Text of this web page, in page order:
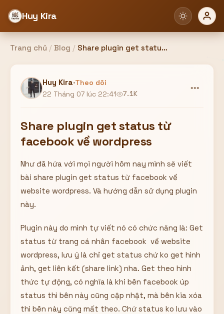
Huy Kira
ZALO ADMIN
0358949680
Đăng nhập
Hoặc
Email/Tên đăng nhập
Hiển thị
Nhớ tài khoản Quên mật khẩu ?
Đăng nhập
Bạn không có tài khoản?Đăng ký
Trang chủ / Blog / Share plugin get status từ facebook về wordpress
Huy Kira·Theo dõi
22 Tháng 07 lúc 22:41
7.1K
•••
Share plugin get status từ
facebook về wordpress
Như đã hứa với mọi người hôm nay mình sẽ viết
bài share plugin get status từ facebook về
website wordpress. Và hướng dẫn sử dụng plugin
này.
Plugin này do mình tự viết nó có chức năng là: Get
status từ trang cá nhân facebook về website
wordpress, lưu ý là chỉ get status chứ ko get hình
ảnh, get liên kết (share link) nha. Get theo hình
thức tự động, có nghĩa là khi bên facebook úp
status thì bên này cũng cập nhật, mà bên kia xóa
thì bên này cũng mất theo. Chứ status ko lưu vào